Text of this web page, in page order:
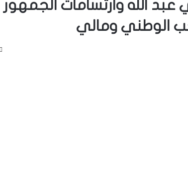
الله وارتسامات الجمهور
الوطني ومالي